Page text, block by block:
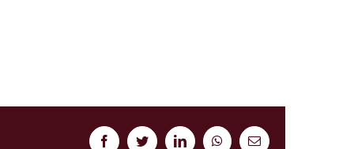
FacebookTwitterLinkedInWhatsAppCorreo